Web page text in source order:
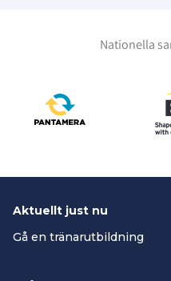
Nationella
Aktuellt just nu
Gå en tränarutbildning